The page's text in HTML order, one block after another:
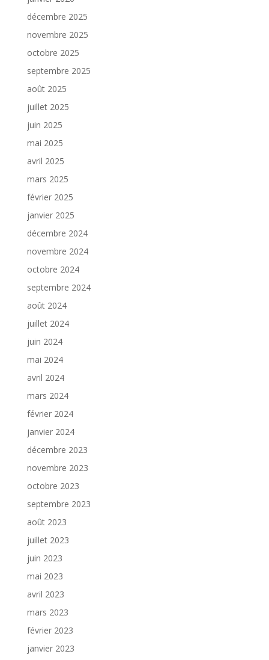
décembre 2025
novembre 2025
octobre 2025
septembre 2025
août 2025
juillet 2025
juin 2025
mai 2025
avril 2025
mars 2025
février 2025
janvier 2025
décembre 2024
novembre 2024
octobre 2024
septembre 2024
août 2024
juillet 2024
juin 2024
mai 2024
avril 2024
mars 2024
février 2024
janvier 2024
décembre 2023
novembre 2023
octobre 2023
septembre 2023
août 2023
juillet 2023
juin 2023
mai 2023
avril 2023
mars 2023
février 2023
janvier 2023